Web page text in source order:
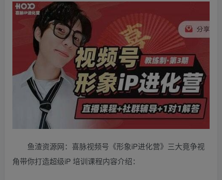
鱼渣资源网：喜脉视频号《形象iP进化营》三大竟争视
角带你打造超级iP 培训课程内容介绍：